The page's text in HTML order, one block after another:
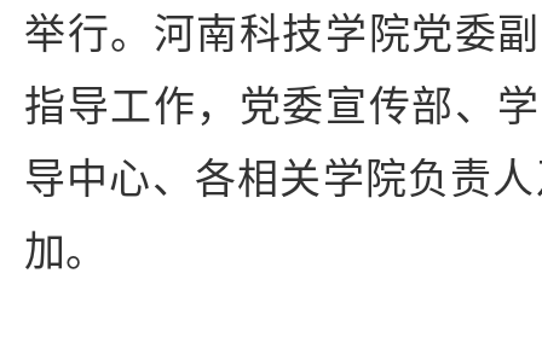
举行。河南科技学院党委
指导工作，党委宣传部、
导中心、各相关学院负责
加。